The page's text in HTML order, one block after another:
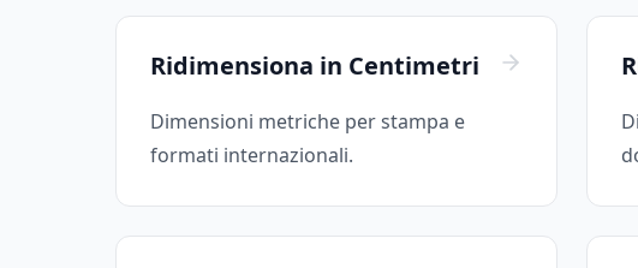
Ridimensiona in Centimetri
Dimensioni metriche per stampa e
formati internazionali.